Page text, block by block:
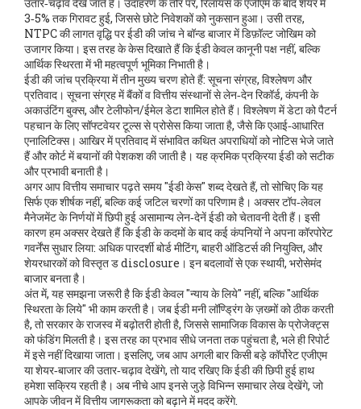
3‑5% तक गिरावट हुई, जिससे छोटे निवेशकों को नुकसान हुआ। उसी तरह,
NTPC की लागत वृद्धि पर ईडी की जांच ने बॉन्ड बाजार में डिफ़ॉल्ट जोखिम को
उजागर किया। इस तरह के केस दिखाते हैं कि ईडी केवल कानूनी पक्ष नहीं, बल्कि
आर्थिक स्थिरता में भी महत्वपूर्ण भूमिका निभाती है।
ईडी की जांच प्रक्रिया में तीन मुख्य चरण होते हैं: सूचना संग्रह, विश्लेषण और
प्रतिवाद। सूचना संग्रह में बैंकों व वित्तीय संस्थानों से लेन‑देन रिकॉर्ड, कंपनी के
अकाउंटिंग बुक्स, और टेलीफोन/ईमेल डेटा शामिल होते हैं। विश्लेषण में डेटा को पैटर्न
पहचान के लिए सॉफ्टवेयर टूल्स से प्रोसेस किया जाता है, जैसे कि एआई‑आधारित
एनालिटिक्स। आखिर में प्रतिवाद में संभावित कथित अपराधियों को नोटिस भेजे जाते
हैं और कोर्ट में बयानों की पेशकश की जाती है। यह क्रमिक प्रक्रिया ईडी को सटीक
और प्रभावी बनाती है।
अगर आप वित्तीय समाचार पढ़ते समय "ईडी केस" शब्द देखते हैं, तो सोचिए कि यह
सिर्फ एक शीर्षक नहीं, बल्कि कई जटिल चरणों का परिणाम है। अक्सर टॉप‑लेवल
मैनेजमेंट के निर्णयों में छिपी हुई असामान्य लेन‑देनें ईडी को चेतावनी देती हैं। इसी
कारण हम अक्सर देखते हैं कि ईडी के कदमों के बाद कई कंपनियों ने अपना कॉरपोरेट
गवर्नेंस सुधार लिया: अधिक पारदर्शी बोर्ड मीटिंग, बाहरी ऑडिटर्स की नियुक्ति, और
शेयरधारकों को विस्तृत ड disclosure। इन बदलावों से एक स्थायी, भरोसेमंद
बाजार बनता है।
अंत में, यह समझना जरूरी है कि ईडी केवल "न्याय के लिये" नहीं, बल्कि "आर्थिक
स्थिरता के लिये" भी काम करती है। जब ईडी मनी लॉण्ड्रिंग के ज़ख्मों को ठीक करती
है, तो सरकार के राजस्व में बढ़ोतरी होती है, जिससे सामाजिक विकास के प्रोजेक्ट्स
को फंडिंग मिलती है। इस तरह का प्रभाव सीधे जनता तक पहुंचता है, भले ही रिपोर्ट
में इसे नहीं दिखाया जाता। इसलिए, जब आप अगली बार किसी बड़े कॉर्पोरेट एजीएम
या शेयर‑बाजार की उतार‑चढ़ाव देखेंगे, तो याद रखिए कि ईडी की छिपी हुई हाथ
हमेशा सक्रिय रहती है। अब नीचे आप इनसे जुड़े विभिन्न समाचार लेख देखेंगे, जो
आपके जीवन में वित्तीय जागरूकता को बढ़ाने में मदद करेंगे.